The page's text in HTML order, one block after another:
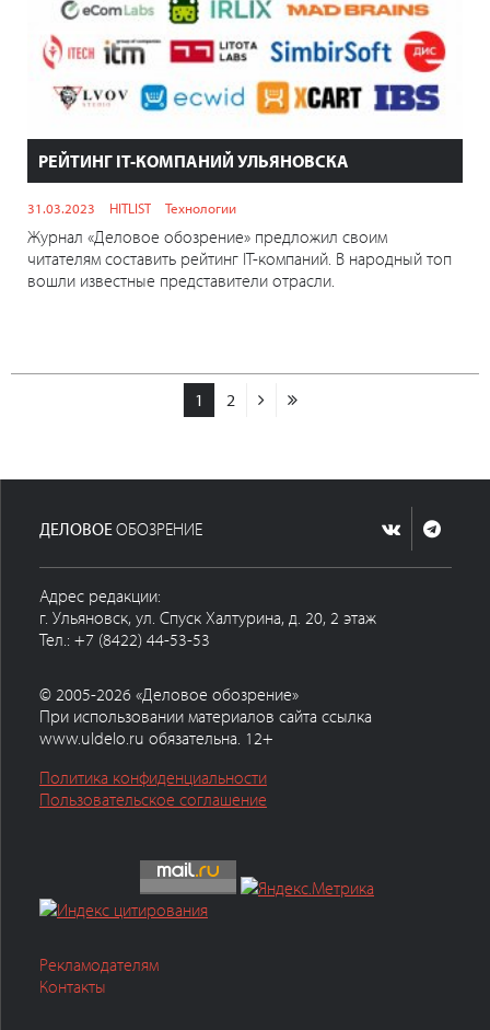
РЕЙТИНГ IT-КОМПАНИЙ УЛЬЯНОВСКА
31.03.2023 HITLIST Технологии
Журнал «Деловое обозрение» предложил своим
читателям составить рейтинг IT-компаний. В народный топ
вошли известные представители отрасли.
1 2
ДЕЛОВОЕ ОБОЗРЕНИЕ
Адрес редакции:
г. Ульяновск, ул. Спуск Халтурина, д. 20, 2 этаж
Тел.: +7 (8422) 44-53-53
© 2005-2026 «Деловое обозрение»
При использовании материалов сайта ссылка
www.uldelo.ru обязательна. 12+
Политика конфиденциальности
Пользовательское соглашение
Рекламодателям
Контакты